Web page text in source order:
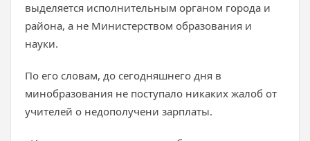
выделяется исполнительным органом города и
района, а не Министерством образования и
науки.
По его словам, до сегодняшнего дня в
минобразования не поступало никаких жалоб от
учителей о недополучени зарплаты.